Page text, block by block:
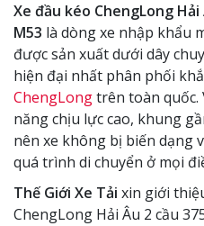
Xe đầu kéo ChengLong
M53 là dòng xe nhập khẩu
được sản xuất dưới dây
hiện đại nhất phân phối
ChengLongtrên toàn quốc.
năng chịu lực cao, khung
nên xe không bị biến dạng
quá trình di chuyển ở mọi
Thế Giới Xe Tải xin giới
ChengLong Hải Âu 2 cầu